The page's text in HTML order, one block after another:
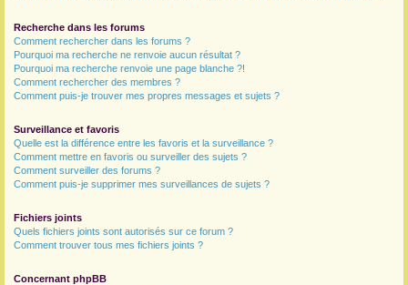
Recherche dans les forums
Comment rechercher dans les forums ?
Pourquoi ma recherche ne renvoie aucun résultat ?
Pourquoi ma recherche renvoie une page blanche ?!
Comment rechercher des membres ?
Comment puis-je trouver mes propres messages et sujets ?
Surveillance et favoris
Quelle est la différence entre les favoris et la surveillance ?
Comment mettre en favoris ou surveiller des sujets ?
Comment surveiller des forums ?
Comment puis-je supprimer mes surveillances de sujets ?
Fichiers joints
Quels fichiers joints sont autorisés sur ce forum ?
Comment trouver tous mes fichiers joints ?
Concernant phpBB